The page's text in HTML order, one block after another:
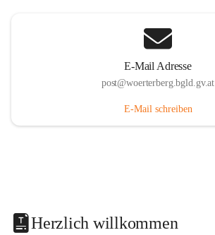
E-Mail Adresse
post@woerterberg.bgld.gv.at
E-Mail schreiben
Herzlich willkommen